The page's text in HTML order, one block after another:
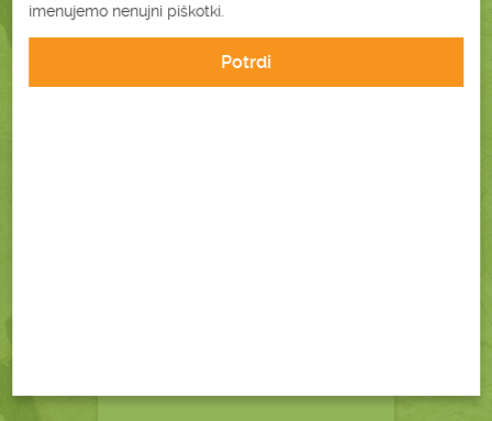
imenujemo nenujni piškotki.
Potrdi